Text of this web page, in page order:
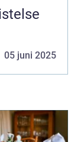
05 juni 2025